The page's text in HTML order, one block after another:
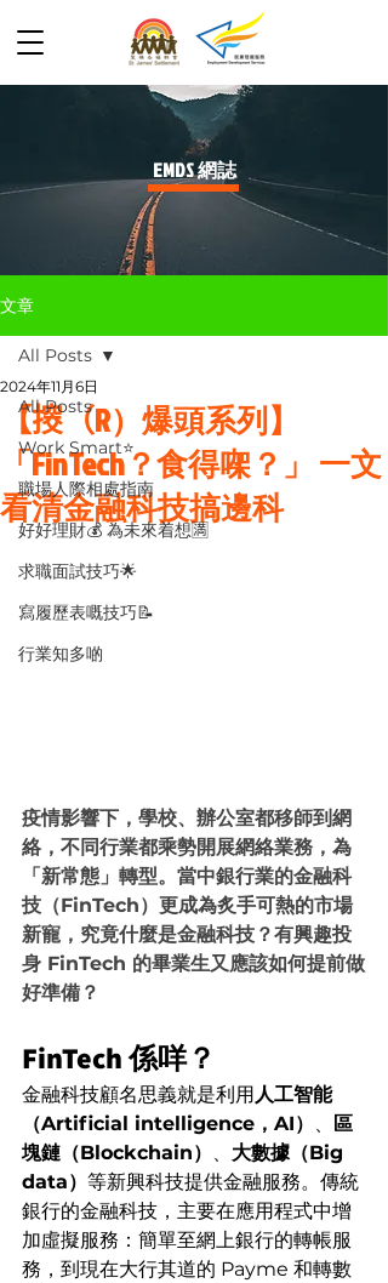
​EMDS 網誌
文章
All Posts
Work Smart⭐️
職場人際相處指南
好好理財💰 為未來着想🈵
求職面試技巧🌟
寫履歷表嘅技巧📝
行業知多啲
All Posts
【𢲷（R）爆頭系列】
「FinTech？食得㗎？」 一文
看清金融科技搞邊科
2024年11月6日
疫情影響下，學校、辦公室都移師到網
絡，不同行業都乘勢開展網絡業務，為
「新常態」轉型。當中銀行業的金融科
技（FinTech）更成為炙手可熱的市場
新寵，究竟什麼是金融科技？有興趣投
身 FinTech 的畢業生又應該如何提前做
好準備？
FinTech 係咩？
金融科技顧名思義就是利用 人工智能
（Artificial intelligence，AI） 、
區
塊鏈（Blockchain） 、 大數據（Big
data） 等新興科技提供金融服務。傳統
銀行的金融科技，主要在應用程式中增
加虛擬服務：簡單至網上銀行的轉帳服
務，到現在大行其道的 Payme 和轉數